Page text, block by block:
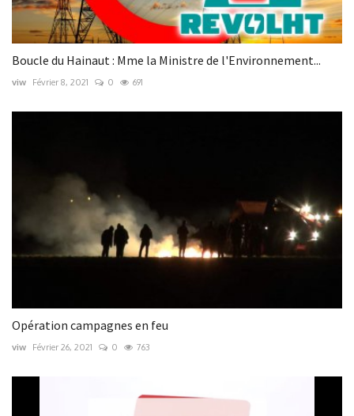
Boucle du Hainaut : Mme la Ministre de l'Environnement...
viw Février 8, 2021 0 691
Opération campagnes en feu
viw Février 26, 2021 0 763